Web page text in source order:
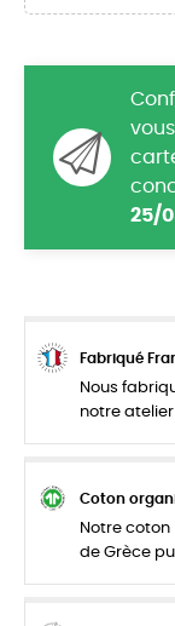
25/
Fabriqué
Nous
notre
Coton
Notre coton
de Grèce